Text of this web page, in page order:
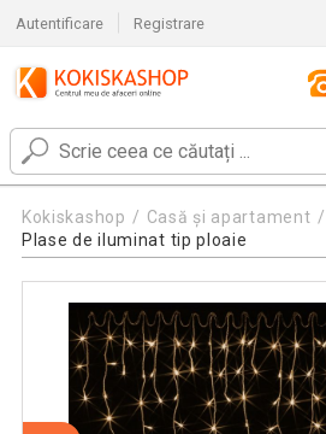
Autentificare Registrare
Kokiskashop Casă și apartament
Plase de iluminat tip ploaie